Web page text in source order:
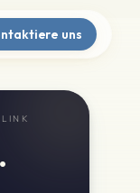
uns
LINK